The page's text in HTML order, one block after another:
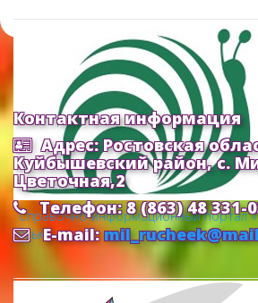
Cправочно-информационный портал
язык»
Контактная информация
Адрес: Ростовская
Куйбышевский район, с.
Цветочная,2
Телефон: 8 (863) 48 331-
E-mail: